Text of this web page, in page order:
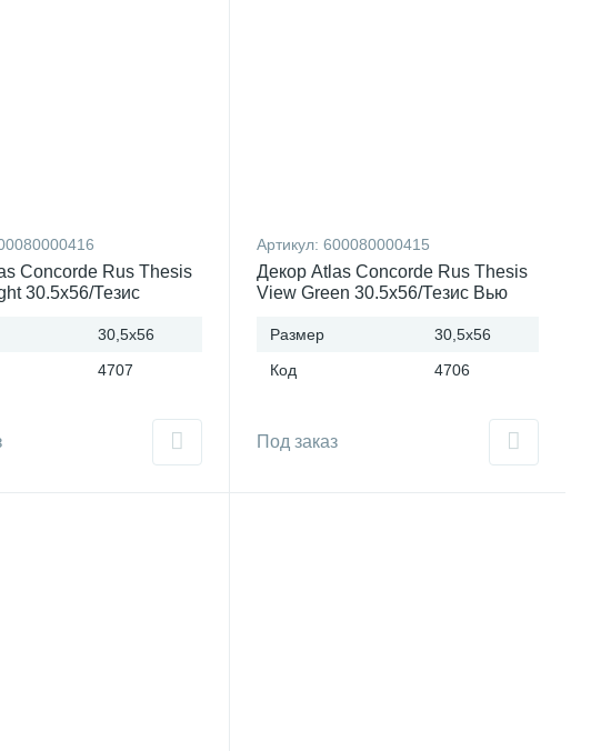
Concorde Rus Thesis
30.5x56/Тезис
30,5x56
4707
Артикул: 600080000415
Декор Atlas Concorde Rus Thesis
View Green 30.5x56/Тезис Вью
Размер
30,5x56
Код
4706
Под заказ